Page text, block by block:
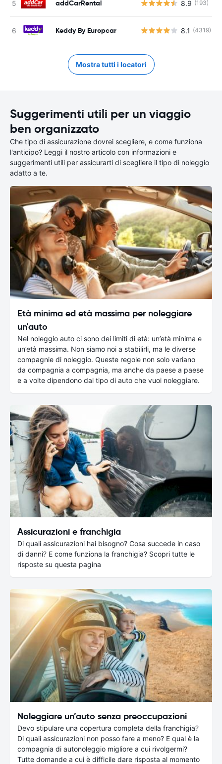
addCarRental 8.9 (193)
Keddy By Europcar 8.1 (4319)
Mostra tutti i locatori
Suggerimenti utili per un viaggio
ben organizzato
Che tipo di assicurazione dovrei scegliere, e come funziona
l'anticipo? Leggi il nostro articolo con informazioni e
suggerimenti utili per assicurarti di scegliere il tipo di noleggio
adatto a te.
Età minima ed età massima per noleggiare
un'auto
Nel noleggio auto ci sono dei limiti di età: un’età minima e
un’età massima. Non siamo noi a stabilirli, ma le diverse
compagnie di noleggio. Queste regole non solo variano
da compagnia a compagnia, ma anche da paese a paese
e a volte dipendono dal tipo di auto che vuoi noleggiare.
Assicurazioni e franchigia
Di quali assicurazioni hai bisogno? Cosa succede in caso
di danni? E come funziona la franchigia? Scopri tutte le
risposte su questa pagina
Noleggiare un’auto senza preoccupazioni
Devo stipulare una copertura completa della franchigia?
Di quali assicurazioni non posso fare a meno? E qual è la
compagnia di autonoleggio migliore a cui rivolgermi?
Tutte domande a cui è difficile dare risposta al momento